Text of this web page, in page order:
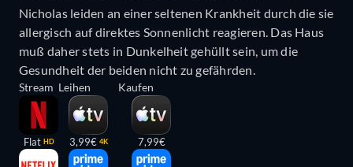
Nicholas leiden an einer seltenen Krankheit durch die sie
allergisch auf direktes Sonnenlicht reagieren. Das Haus
muß daher stets in Dunkelheit gehüllt sein, um die
Gesundheit der beiden nicht zu gefährden.
Stream
Flat HD
Leihen
3,99€ 4K
Kaufen
7,99€